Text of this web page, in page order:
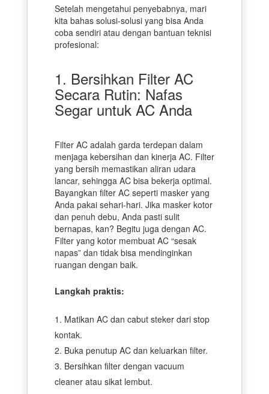
Setelah mengetahui penyebabnya, mari
kita bahas solusi-solusi yang bisa Anda
coba sendiri atau dengan bantuan teknisi
profesional:
1. Bersihkan Filter AC
Secara Rutin: Nafas
Segar untuk AC Anda
Filter AC adalah garda terdepan dalam
menjaga kebersihan dan kinerja AC. Filter
yang bersih memastikan aliran udara
lancar, sehingga AC bisa bekerja optimal.
Bayangkan filter AC seperti masker yang
Anda pakai sehari-hari. Jika masker kotor
dan penuh debu, Anda pasti sulit
bernapas, kan? Begitu juga dengan AC.
Filter yang kotor membuat AC “sesak
napas” dan tidak bisa mendinginkan
ruangan dengan baik.
Langkah praktis:
Matikan AC dan cabut steker dari stop
kontak.
Buka penutup AC dan keluarkan filter.
Bersihkan filter dengan vacuum
cleaner atau sikat lembut.